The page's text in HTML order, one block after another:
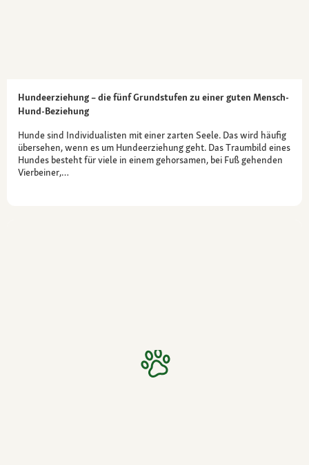
Hundeerziehung – die fünf Grundstufen zu einer guten Mensch-
Hund-Beziehung
Hunde sind Individualisten mit einer zarten Seele. Das wird häufig
übersehen, wenn es um Hundeerziehung geht. Das Traumbild eines
Hundes besteht für viele in einem gehorsamen, bei Fuß gehenden
Vierbeiner,…